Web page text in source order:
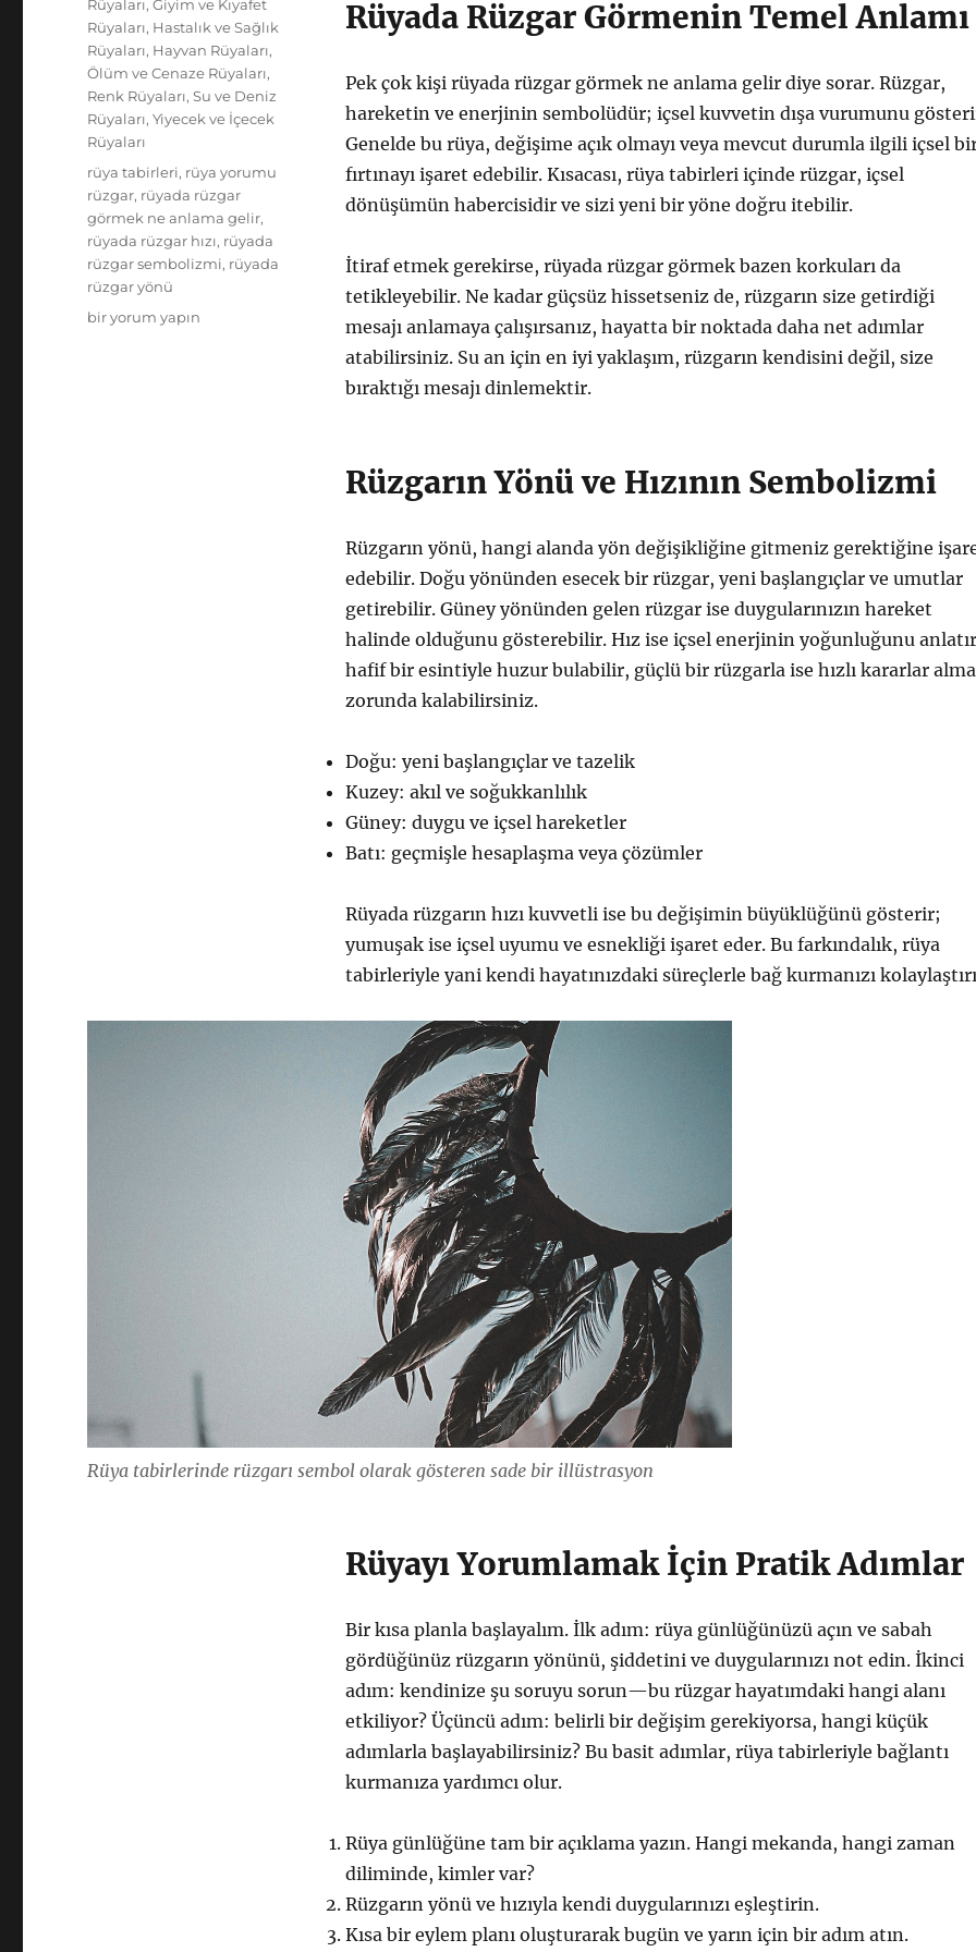
Rüyada Rüzgar Görmenin Temel Anlamı
Pek çok kişi rüyada rüzgar görmek ne anlama gelir diye sorar. Rüzgar,
hareketin ve enerjinin sembolüdür; içsel kuvvetin dışa vurumunu
Genelde bu rüya, değişime açık olmayı veya mevcut durumla ilgili içsel
fırtınayı işaret edebilir. Kısacası, rüya tabirleri içinde rüzgar, içsel
dönüşümün habercisidir ve sizi yeni bir yöne doğru itebilir.
İtiraf etmek gerekirse, rüyada rüzgar görmek bazen korkuları da
tetikleyebilir. Ne kadar güçsüz hissetseniz de, rüzgarın size getirdiği
mesajı anlamaya çalışırsanız, hayatta bir noktada daha net adımlar
atabilirsiniz. Su an için en iyi yaklaşım, rüzgarın kendisini değil, size
bıraktığı mesajı dinlemektir.
Rüzgarın Yönü ve Hızının Sembolizmi
Rüzgarın yönü, hangi alanda yön değişikliğine gitmeniz gerektiğine
edebilir. Doğu yönünden esecek bir rüzgar, yeni başlangıçlar ve umutlar
getirebilir. Güney yönünden gelen rüzgar ise duygularınızın hareket
halinde olduğunu gösterebilir. Hız ise içsel enerjinin yoğunluğunu
hafif bir esintiyle huzur bulabilir, güçlü bir rüzgarla ise hızlı kararlar
zorunda kalabilirsiniz.
Doğu: yeni başlangıçlar ve tazelik
Kuzey: akıl ve soğukkanlılık
Güney: duygu ve içsel hareketler
Batı: geçmişle hesaplaşma veya çözümler
Rüyada rüzgarın hızı kuvvetli ise bu değişimin büyüklüğünü gösterir;
yumuşak ise içsel uyumu ve esnekliği işaret eder. Bu farkındalık, rüya
tabirleriyle yani kendi hayatınızdaki süreçlerle bağ kurmanızı
Rüya tabirlerinde rüzgarı sembol olarak gösteren sade bir illüstrasyon
Rüyayı Yorumlamak İçin Pratik Adımlar
Bir kısa planla başlayalım. İlk adım: rüya günlüğünüzü açın ve sabah
gördüğünüz rüzgarın yönünü, şiddetini ve duygularınızı not edin. İkinci
adım: kendinize şu soruyu sorun—bu rüzgar hayatımdaki hangi alanı
etkiliyor? Üçüncü adım: belirli bir değişim gerekiyorsa, hangi küçük
adımlarla başlayabilirsiniz? Bu basit adımlar, rüya tabirleriyle bağlantı
kurmanıza yardımcı olur.
Rüya günlüğüne tam bir açıklama yazın. Hangi mekanda, hangi zaman
diliminde, kimler var?
Rüzgarın yönü ve hızıyla kendi duygularınızı eşleştirin.
Kısa bir eylem planı oluşturarak bugün ve yarın için bir adım atın.
Rüyaları,Giyim ve Kıyafet
Rüyaları, Hastalık ve Sağlık
Rüyaları, Hayvan Rüyaları,
Ölüm ve Cenaze Rüyaları,
Renk Rüyaları,Su ve Deniz
Rüyaları,Yiyecek ve İçecek
Rüyaları
Etiketler
rüya tabirleri, rüya yorumu
rüzgar, rüyada rüzgar
görmek ne anlama gelir,
rüyada rüzgar hızı, rüyada
rüzgar sembolizmi, rüyada
rüzgar yönü
Rüyada
bir yorum yapın